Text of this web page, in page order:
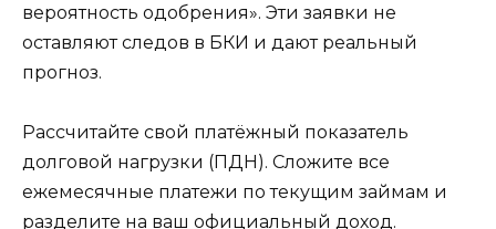
вероятность одобрения». Эти заявки не
оставляют следов в БКИ и дают реальный
прогноз.
Рассчитайте свой платёжный показатель
долговой нагрузки (ПДН). Сложите все
ежемесячные платежи по текущим займам и
разделите на ваш официальный доход.